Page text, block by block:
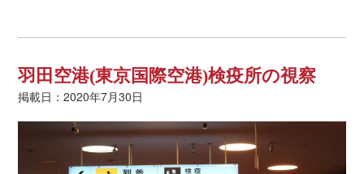
羽田空港(東京国際空港)検疫所の視察
掲載日：2020年7月30日